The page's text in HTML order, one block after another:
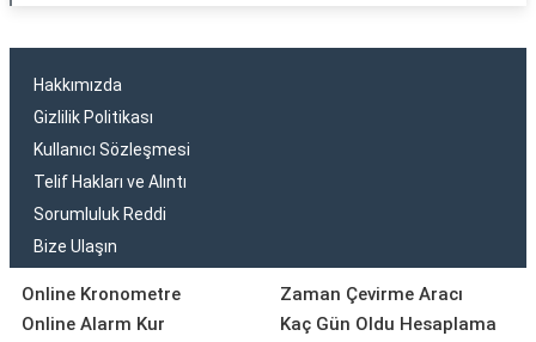
Hakkımızda
Gizlilik Politikası
Kullanıcı Sözleşmesi
Telif Hakları ve Alıntı
Sorumluluk Reddi
Bize Ulaşın
Online Kronometre
Online Alarm Kur
Zaman Çevirme Aracı
Kaç Gün Oldu Hesaplama